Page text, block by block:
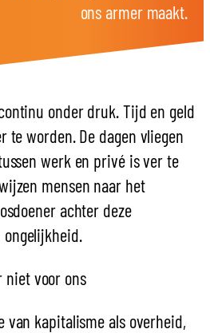
ons armer maakt.
onder druk. Tijd en geld
te worden. De dagen vliegen
werk en privé is ver te
mensen naar het
achter deze
ongelijkheid.
niet voor ons
van kapitalisme als overheid,